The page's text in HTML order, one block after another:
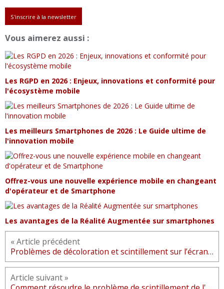
S'inscrire à la newsletter
Vous aimerez aussi :
Les RGPD en 2026 : Enjeux, innovations et conformité pour
l'écosystème mobile
Les meilleurs Smartphones de 2026 : Le Guide ultime de
l'innovation mobile
Offrez-vous une nouvelle expérience mobile en changeant
d'opérateur et de Smartphone
Les avantages de la Réalité Augmentée sur smartphones
« Article précédent
Problèmes de décoloration et scintillement sur l’écran du Galaxy S8
Article suivant »